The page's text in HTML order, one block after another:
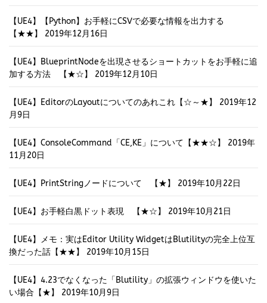
【UE4】【Python】お手軽にCSVで必要な情報を出力する
【★★】
2019年12月16日
【UE4】BlueprintNodeを出現させるショートカットをお手軽に追
加する方法 【★☆】
2019年12月10日
【UE4】EditorのLayoutについてのあれこれ【☆～★】
2019年12
月9日
【UE4】ConsoleCommand「CE,KE」について【★★☆】
2019年
11月20日
【UE4】PrintStringノードについて 【★】 2019年10月22日
【UE4】お手軽白黒ドット表現 【★☆】 2019年10月21日
【UE4】メモ：実はEditor Utility WidgetはBlutilityの完全上位互
換だった話【★★】
2019年10月15日
【UE4】4.23でなくなった「Blutility」の拡張ウィンドウを使いた
い場合【★】
2019年10月9日